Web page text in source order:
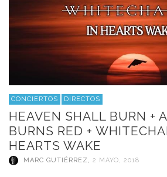
CONCIERTOS DIRECTOS
HEAVEN SHALL BURN +
BURNS RED +
HEARTS WAKE
MARC GUTIÉRREZ , 2 MAYO, 2018